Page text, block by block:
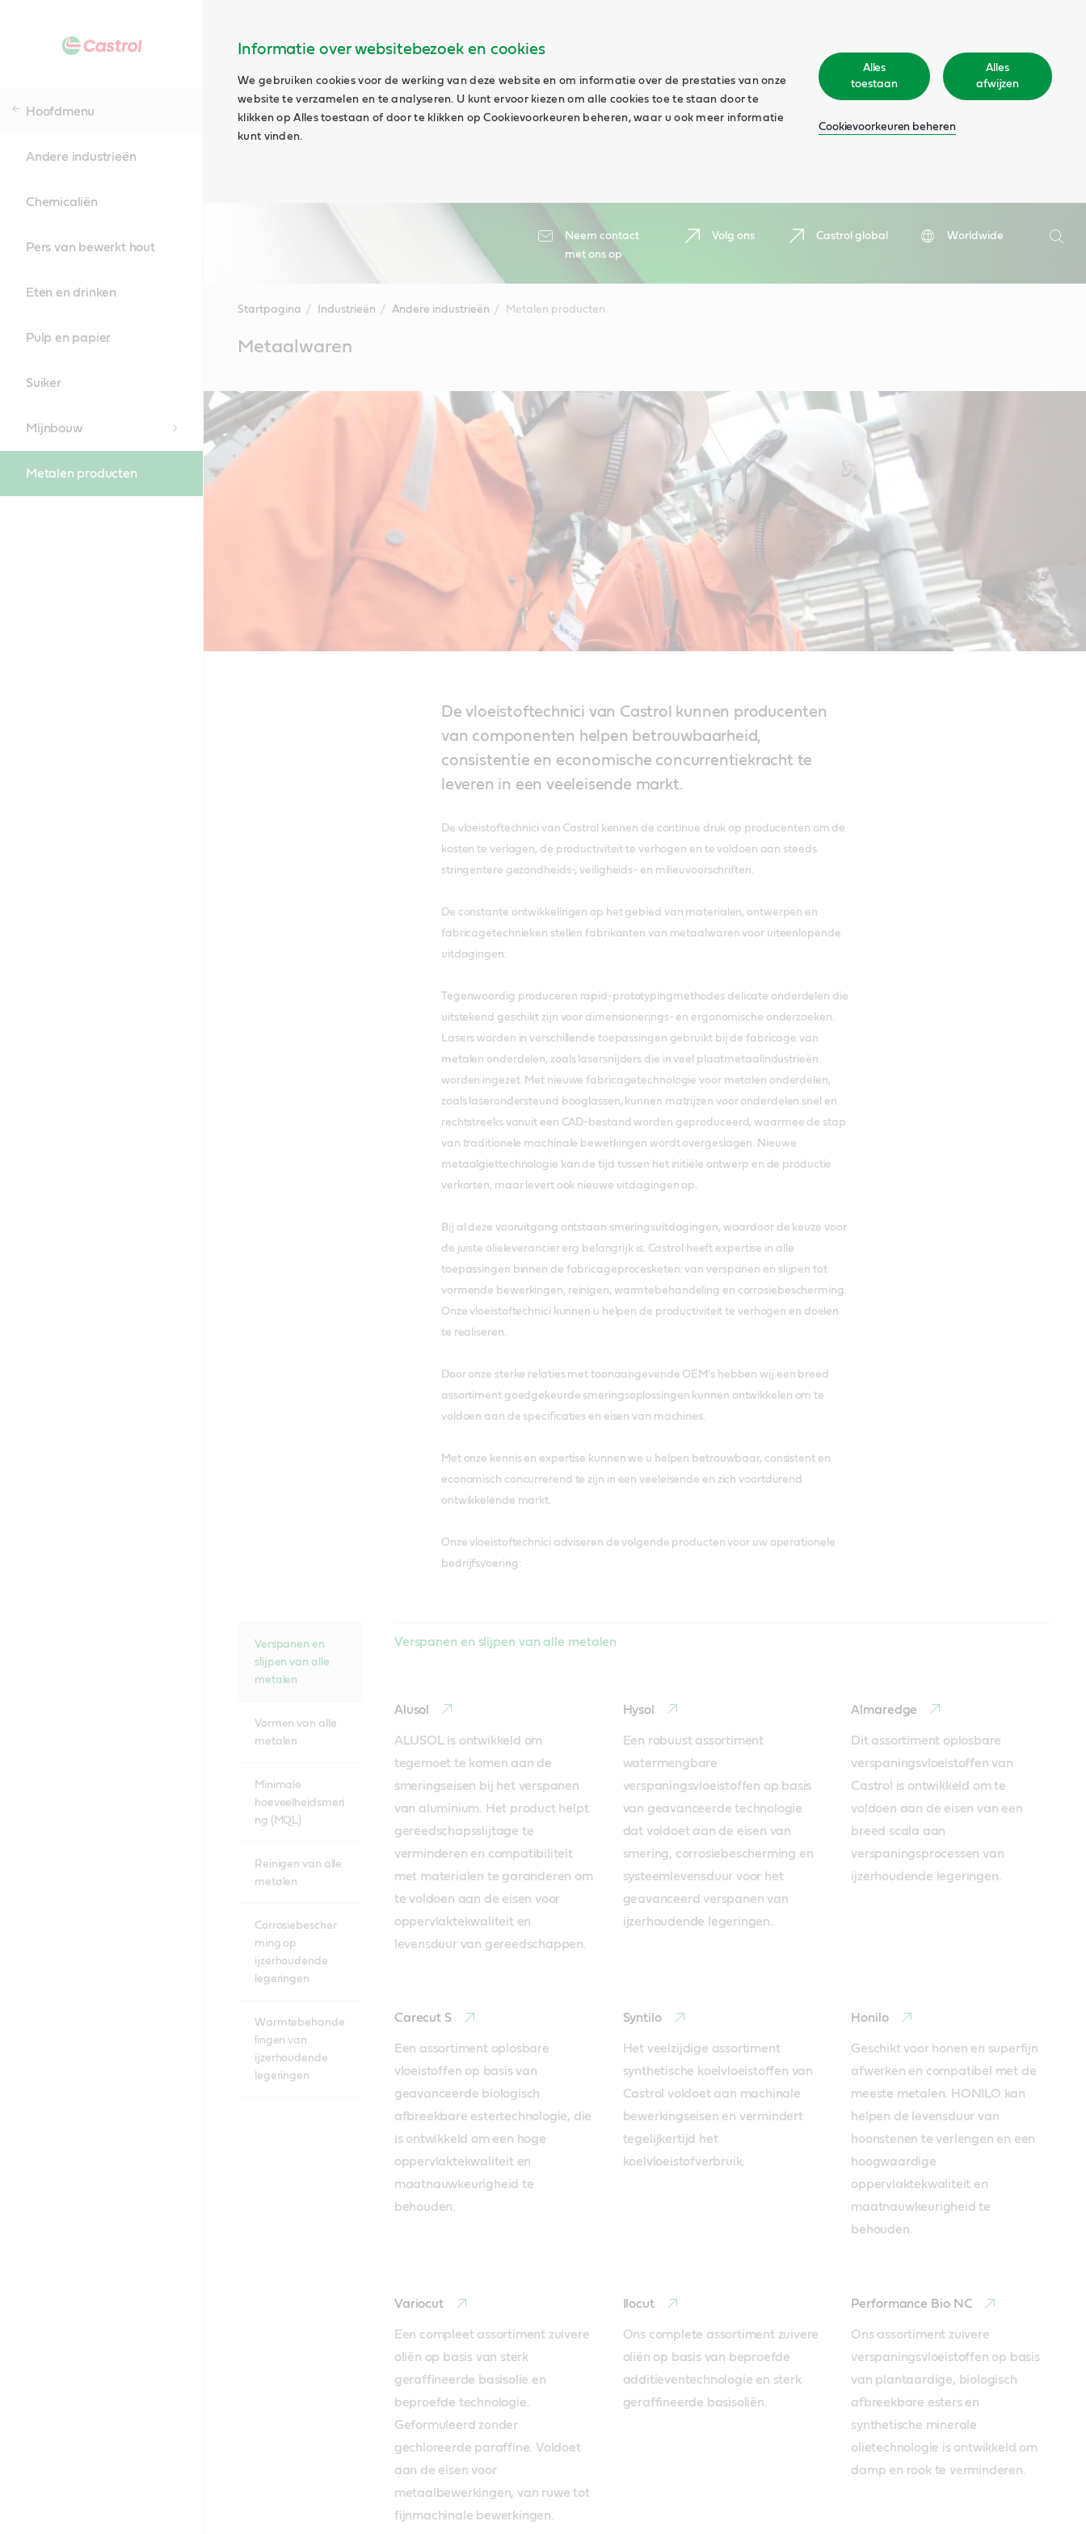
Informatie over websitebezoek en cookies
We gebruiken cookies voor de werking van deze website en om informatie over de prestaties van onze
website te verzamelen en te analyseren. U kunt ervoor kiezen om alle cookies toe te staan door te
klikken op Alles toestaan of door te klikken op Cookievoorkeuren beheren, waar u ook meer informatie
kunt vinden.
Alles
toestaan
Alles
afwijzen
Cookievoorkeuren beheren
Neem contact
met ons op
Volg ons Castrol global
Worldwide
Zoeken
Hoofdmenu
Andere industrieën
Chemicaliën
Pers van bewerkt hout
Eten en drinken
Pulp en papier
Suiker
Mijnbouw
Metalen producten
Startpagina Industrieën Andere industrieën Metalen producten
ContentMetaalwaren
De vloeistoftechnici van Castrol kunnen producenten
van componenten helpen betrouwbaarheid,
consistentie en economische concurrentiekracht te
leveren in een veeleisende markt.
De vloeistoftechnici van Castrol kennen de continue druk op producenten om de
kosten te verlagen, de productiviteit te verhogen en te voldoen aan steeds
stringentere gezondheids-, veiligheids- en milieuvoorschriften.
De constante ontwikkelingen op het gebied van materialen, ontwerpen en
fabricagetechnieken stellen fabrikanten van metaalwaren voor uiteenlopende
uitdagingen.
Tegenwoordig produceren rapid-prototypingmethodes delicate onderdelen die
uitstekend geschikt zijn voor dimensionerings- en ergonomische onderzoeken.
Lasers worden in verschillende toepassingen gebruikt bij de fabricage van
metalen onderdelen, zoals lasersnijders die in veel plaatmetaalindustrieën
worden ingezet. Met nieuwe fabricagetechnologie voor metalen onderdelen,
zoals laserondersteund booglassen, kunnen matrijzen voor onderdelen snel en
rechtstreeks vanuit een CAD-bestand worden geproduceerd, waarmee de stap
van traditionele machinale bewerkingen wordt overgeslagen. Nieuwe
metaalgiettechnologie kan de tijd tussen het initiële ontwerp en de productie
verkorten, maar levert ook nieuwe uitdagingen op.
Bij al deze vooruitgang ontstaan smeringsuitdagingen, waardoor de keuze voor
de juiste olieleverancier erg belangrijk is. Castrol heeft expertise in alle
toepassingen binnen de fabricageprocesketen: van verspanen en slijpen tot
vormende bewerkingen, reinigen, warmtebehandeling en corrosiebescherming.
Onze vloeistoftechnici kunnen u helpen de productiviteit te verhogen en doelen
te realiseren.
Door onze sterke relaties met toonaangevende OEM's hebben wij een breed
assortiment goedgekeurde smeringsoplossingen kunnen ontwikkelen om te
voldoen aan de specificaties en eisen van machines.
Met onze kennis en expertise kunnen we u helpen betrouwbaar, consistent en
economisch concurrerend te zijn in een veeleisende en zich voortdurend
ontwikkelende markt.
Onze vloeistoftechnici adviseren de volgende producten voor uw operationele
bedrijfsvoering:
Verspanen en
slijpen van alle
metalen
Vormen van alle
metalen
Minimale
hoeveelheidsmeri
ng (MQL)
Reinigen van alle
metalen
Corrosiebescher
ming op
ijzerhoudende
legeringen
Warmtebehande
lingen van
ijzerhoudende
legeringen
Verspanen en slijpen van alle metalen
Alusol
ALUSOL is ontwikkeld om
tegemoet te komen aan de
smeringseisen bij het verspanen
van aluminium. Het product helpt
gereedschapsslijtage te
verminderen en compatibiliteit
met materialen te garanderen om
te voldoen aan de eisen voor
oppervlaktekwaliteit en
levensduur van gereedschappen.
Hysol
Een robuust assortiment
watermengbare
verspaningsvloeistoffen op basis
van geavanceerde technologie
dat voldoet aan de eisen van
smering, corrosiebescherming en
systeemlevensduur voor het
geavanceerd verspanen van
ijzerhoudende legeringen.
Almaredge
Dit assortiment oplosbare
verspaningsvloeistoffen van
Castrol is ontwikkeld om te
voldoen aan de eisen van een
breed scala aan
verspaningsprocessen van
ijzerhoudende legeringen.
Carecut S
Een assortiment oplosbare
vloeistoffen op basis van
geavanceerde biologisch
afbreekbare estertechnologie, die
is ontwikkeld om een hoge
oppervlaktekwaliteit en
maatnauwkeurigheid te
behouden.
Syntilo
Het veelzijdige assortiment
synthetische koelvloeistoffen van
Castrol voldoet aan machinale
bewerkingseisen en vermindert
tegelijkertijd het
koelvloeistofverbruik.
Honilo
Geschikt voor honen en superfijn
afwerken en compatibel met de
meeste metalen. HONILO kan
helpen de levensduur van
hoonstenen te verlengen en een
hoogwaardige
oppervlaktekwaliteit en
maatnauwkeurigheid te
behouden.
Variocut
Een compleet assortiment zuivere
oliën op basis van sterk
geraffineerde basisolie en
beproefde technologie.
Geformuleerd zonder
gechloreerde paraffine. Voldoet
aan de eisen voor
metaalbewerkingen, van ruwe tot
fijnmachinale bewerkingen.
Ilocut
Ons complete assortiment zuivere
oliën op basis van beproefde
additieventechnologie en sterk
geraffineerde basisoliën.
Performance Bio NC
Ons assortiment zuivere
verspaningsvloeistoffen op basis
van plantaardige, biologisch
afbreekbare esters en
synthetische minerale
olietechnologie is ontwikkeld om
damp en rook te verminderen.